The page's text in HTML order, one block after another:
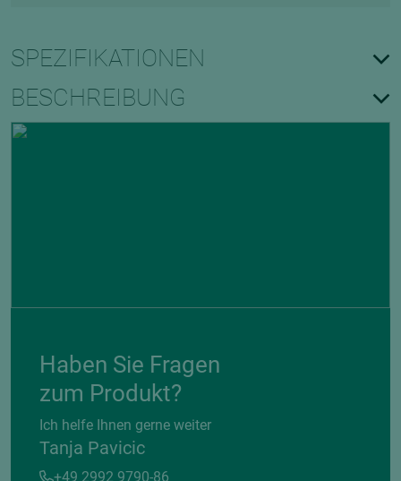
SPEZIFIKATIONEN
BESCHREIBUNG
Haben Sie Fragen
zum Produkt?
Ich helfe Ihnen gerne weiter
Tanja Pavicic
+49 2992 9790-86